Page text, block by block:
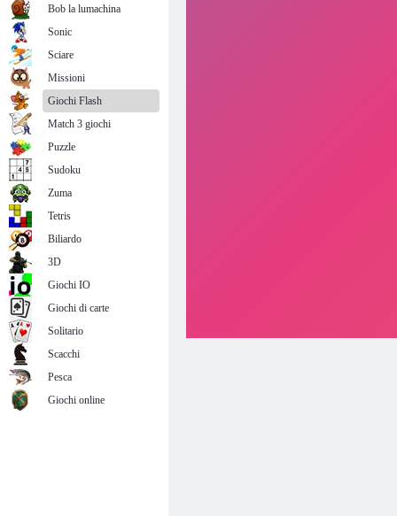
Bob la lumachina
Sonic
Sciare
Missioni
Giochi Flash
Match 3 giochi
Puzzle
Sudoku
Zuma
Tetris
Biliardo
3D
Giochi IO
Giochi di carte
Solitario
Scacchi
Pesca
Giochi online